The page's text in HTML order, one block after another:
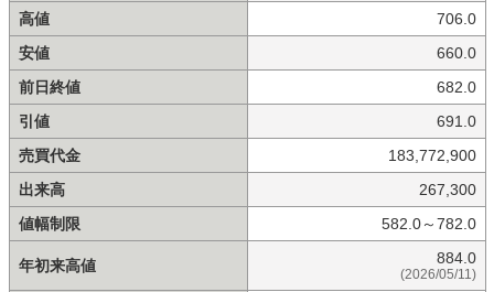
高値
706.0
安値
660.0
前日終値
682.0
引値
691.0
売買代金
183,772,900
出来高
267,300
値幅制限
582.0～782.0
年初来高値 884.0
(2026/05/11)